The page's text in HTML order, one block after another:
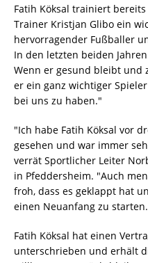
Fatih Köksal trainiert
Trainer Kristjan Glibo ein
hervorragender Fußballer
In den letzten beiden
Wenn er gesund bleibt und
er ein ganz wichtiger
bei uns zu haben."
"Ich habe Fatih Köksal vor
gesehen und war immer
verrät Sportlicher Leiter
in Pfeddersheim. "Auch
froh, dass es geklappt hat
einen Neuanfang zu
Fatih Köksal hat einen
unterschrieben und erhält